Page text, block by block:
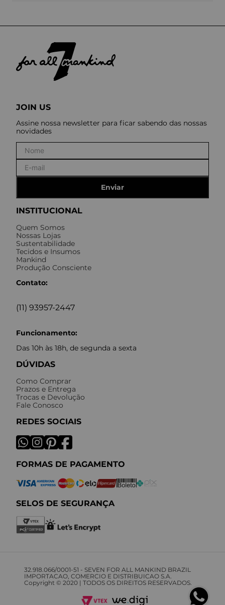
INSTITUCIONAL
Quem Somos
Nossas Lojas
Sustentabilidade
Tecidos e Insumos
Mankind
Produção Consciente
Contato:
(11) 93957-2447
Funcionamento:
Das 10h às 18h, de segunda a sexta
DÚVIDAS
Como Comprar
Prazos e Entrega
Trocas e Devolução
Fale Conosco
REDES SOCIAIS
FORMAS DE PAGAMENTO
SELOS DE SEGURANÇA
JOIN US
Assine nossa newsletter para ficar sabendo das nossas
novidades
Enviar
32.918.066/0001-51 - SEVEN FOR ALL MANKIND BRAZIL
IMPORTACAO, COMERCIO E DISTRIBUICAO S.A.
Copyright © 2020 | TODOS OS DIREITOS RESERVADOS.